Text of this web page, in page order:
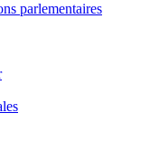
parlementaires